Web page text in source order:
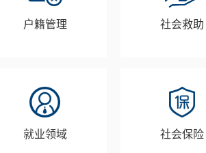
户籍管理 社会救助
就业领域 社会保险